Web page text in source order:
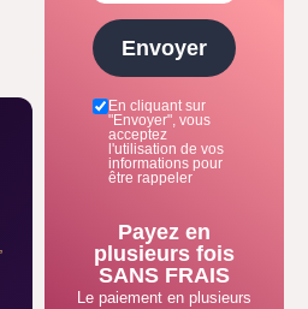
En cliquant sur
"Envoyer", vous
acceptez
l'utilisation de vos
informations pour
être rappeler
Envoyer
Payez en
plusieurs fois
SANS FRAIS
Le paiement en plusieurs